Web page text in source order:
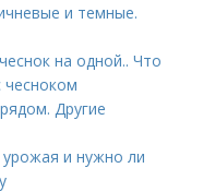
и темные.
на одной.. Что
чесноком
Другие
урожая и нужно ли